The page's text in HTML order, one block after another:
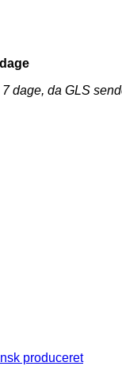
dage, da GLS